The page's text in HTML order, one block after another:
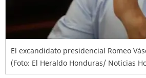
El excandidato presidencial Romeo
(Foto: El Heraldo Honduras/ Noticias